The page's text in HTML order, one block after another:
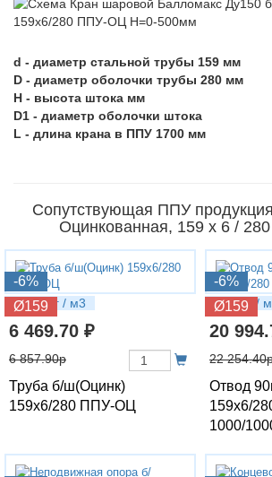
d - диаметр стальной трубы 159 мм
D - диаметр оболочки трубы 280 мм
H - высота штока мм
D1 - диаметр оболочки штока
L - длина крана в ППУ 1700 мм
Сопутствующая ППУ
Оцинкованная, 159 х 6 /
-6%
Ø159
35.55 кг / м3
6 469.70 ₽
6 857.90р
Труба б/ш(Оцинк)
159х6/280 ППУ-ОЦ
-6%
Ø159
71.1 кг /
20
22
Отвод
159х6/
1000/